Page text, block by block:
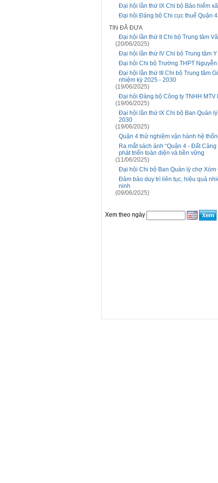
Đại hội lần thứ IX Chi bộ Bảo hiểm
Đại hội Đảng bộ Chi cục thuế Quận
TIN ĐÃ ĐƯA
Đại hội lần thứ II Chi bộ Trung tâm
(20/06/2025)
Đại hội lần thứ IV Chi bộ Trung tâm
Đại hội Chi bộ Trường THPT
Đại hội lần thứ III Chi bộ Trung tâm
nhiệm kỳ 2025 - 2030
(19/06/2025)
Đại hội Đảng bộ Công ty TNHH MTV
(19/06/2025)
Đại hội lần thứ IX Chi bộ Ban Quản
2030
(19/06/2025)
Quận 4 thử nghiệm vận hành hệ
Ra mắt sách ảnh “Quận 4 - Đất
phát triển toàn diện và bền vững
(11/06/2025)
Đại hội Chi bộ Ban Quản lý chợ
Đảm bảo duy trì liên tục, hiệu quả
ninh
(09/06/2025)
Xem theo ngày